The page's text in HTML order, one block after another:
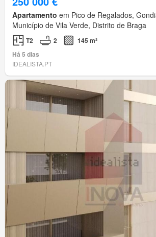
Apartamento em Pico de Regalados,
Município de Vila Verde, Distrito de Braga
T2 2
145 m²
Há 5 dias
IDEALISTA.PT